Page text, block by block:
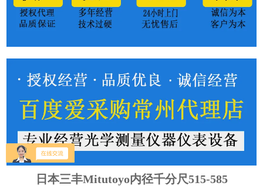
日本三丰Mitutoyo内径千分尺515-585